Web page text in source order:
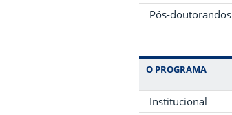
Pós-doutorandos
O PROGRAMA
Institucional